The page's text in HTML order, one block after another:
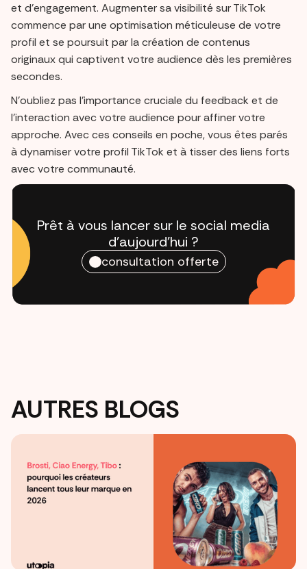
et d'engagement. Augmenter sa visibilité sur TikTok
commence par une optimisation méticuleuse de votre
profil et se poursuit par la création de contenus
originaux qui captivent votre audience dès les premières
secondes.
N'oubliez pas l'importance cruciale du feedback et de
l'interaction avec votre audience pour affiner votre
approche. Avec ces conseils en poche, vous êtes parés
à dynamiser votre profil TikTok et à tisser des liens forts
avec votre communauté.
Prêt à vous lancer sur le social media
d'aujourd'hui ?
consultation offerte
AUTRES BLOGS